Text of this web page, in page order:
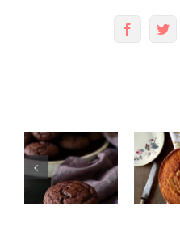
Facebook
de
chocolate
súper